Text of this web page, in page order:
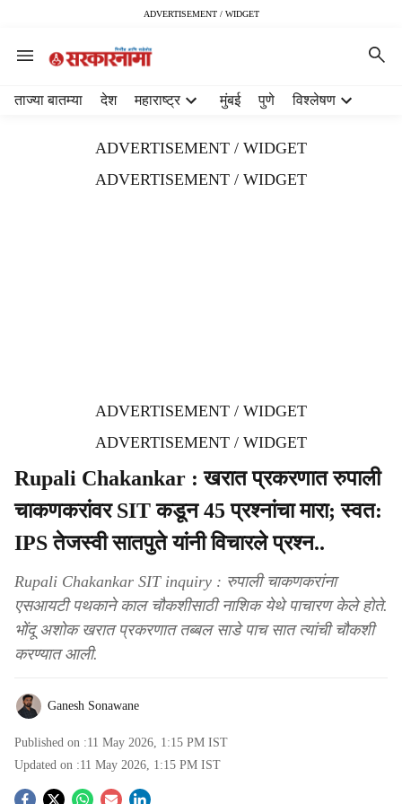
ADVERTISEMENT / WIDGET
ताज्या बातम्या देश महाराष्ट्र मुंबई पुणे विश्लेषण
ADVERTISEMENT / WIDGET
ADVERTISEMENT / WIDGET
ADVERTISEMENT / WIDGET
ADVERTISEMENT / WIDGET
Rupali Chakankar : खरात प्रकरणात रुपाली
चाकणकरांवर SIT कडून 45 प्रश्नांचा मारा; स्वत:
IPS तेजस्वी सातपुते यांनी विचारले प्रश्न..
Rupali Chakankar SIT inquiry : रुपाली चाकणकरांना
एसआयटी पथकाने काल चौकशीसाठी नाशिक येथे पाचारण केले होते.
भोंदू अशोक खरात प्रकरणात तब्बल साडे पाच सात त्यांची चौकशी
करण्यात आली.
Ganesh Sonawane
Published on :11 May 2026, 1:15 PM IST
Updated on :11 May 2026, 1:15 PM IST